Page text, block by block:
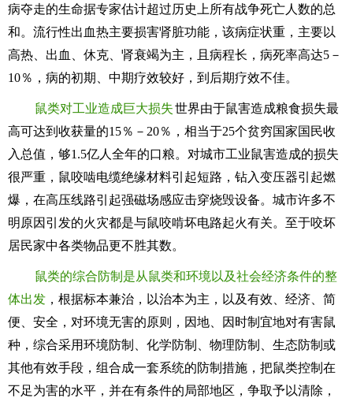
病夺走的生命据专家估计超过历史上所有战争死亡人数的总
和。流行性出血热主要损害肾脏功能，该病症状重，主要以
高热、出血、休克、肾衰竭为主，且病程长，病死率高达5－
10％，病的初期、中期疗效较好，到后期疗效不佳。
鼠类对工业造成巨大损失世界由于鼠害造成粮食损失最
高可达到收获量的15％－20％，相当于25个贫穷国家国民收
入总值，够1.5亿人全年的口粮。对城市工业鼠害造成的损失
很严重，鼠咬啮电缆绝缘材料引起短路，钻入变压器引起燃
爆，在高压线路引起强磁场感应击穿烧毁设备。城市许多不
明原因引发的火灾都是与鼠咬啃坏电路起火有关。至于咬坏
居民家中各类物品更不胜其数。
鼠类的综合防制是从鼠类和环境以及社会经济条件的整
体出发 ，根据标本兼治，以治本为主，以及有效、经济、简
便、安全，对环境无害的原则，因地、因时制宜地对有害鼠
种，综合采用环境防制、化学防制、物理防制、生态防制或
其他有效手段，组合成一套系统的防制措施，把鼠类控制在
不足为害的水平，并在有条件的局部地区，争取予以清除，